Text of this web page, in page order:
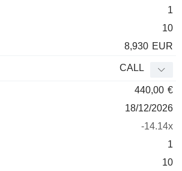
1
10
8,930 EUR
CALL
440,00 €
18/12/2026
-14.14x
1
10